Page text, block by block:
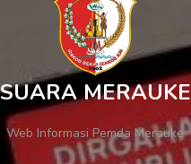
SUARA MERAUKE
Web Informasi Pemda Merauke